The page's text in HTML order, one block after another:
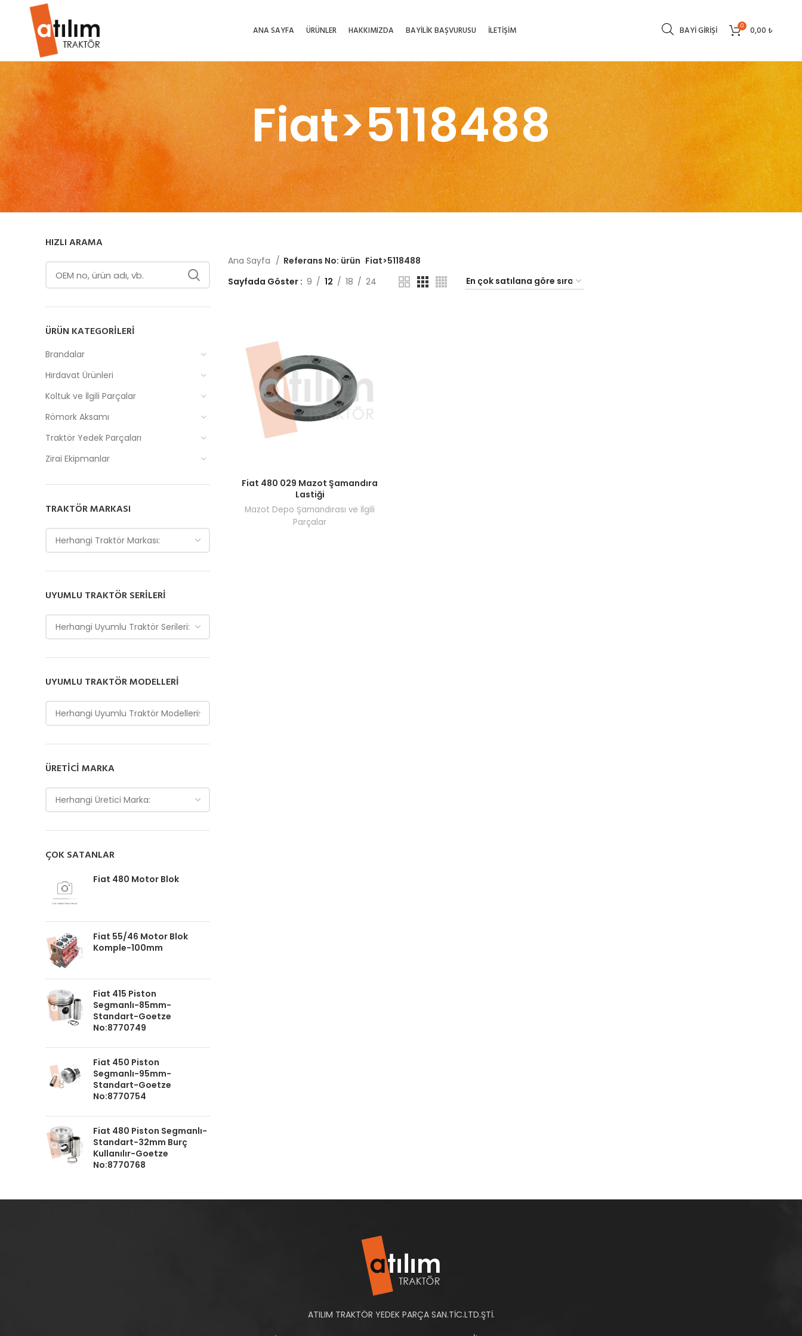
ANA SAYFA ÜRÜNLER HAKKIMIZDA BAYİLİK BAŞVURUSU İLETİŞİM BAYI GIRIŞI 0 0,00₺
Fiat>5118488
HIZLI ARAMA
ÜRÜN KATEGORILERI
Brandalar
Hırdavat Ürünleri
Koltuk ve İlgili Parçalar
Römork Aksamı
Traktör Yedek Parçaları
Zirai Ekipmanlar
TRAKTÖR MARKASI
Herhangi Traktör Markası:
UYUMLU TRAKTÖR SERILERI
Herhangi Uyumlu Traktör Serileri:
UYUMLU TRAKTÖR MODELLERI
Herhangi Uyumlu Traktör Modelleri:
ÜRETICI MARKA
Herhangi Üretici Marka:
ÇOK SATANLAR
Fiat 480 Motor Blok
Fiat 55/46 Motor Blok
Komple-100mm
Fiat 415 Piston
Segmanlı-85mm-
Standart-Goetze
No:8770749
Fiat 450 Piston
Segmanlı-95mm-
Standart-Goetze
No:8770754
Fiat 480 Piston Segmanlı-
Standart-32mm Burç
Kullanılır-Goetze
No:8770768
Ana Sayfa Referans No: ürün Fiat>5118488
Sayfada Göster
9 12 18 24
Fiyatları görmek için bayi girişi yapın.
Fiat 480 029 Mazot Şamandıra
Lastiği
Mazot Depo Şamandırası ve İlgili
Parçalar
ATILIM TRAKTÖR YEDEK PARÇA SAN.TİC.LTD.ŞTİ.